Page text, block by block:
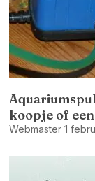
koopje of
Webmaster 1